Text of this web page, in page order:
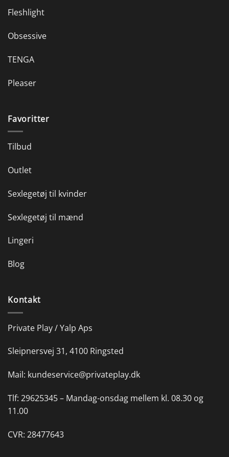
Fleshlight
Obsessive
TENGA
Pleaser
Favoritter
Tilbud
Outlet
Sexlegetøj til kvinder
Sexlegetøj til mænd
Lingeri
Blog
Kontakt
Private Play / Yalp Aps
Sleipnersvej 31, 4100 Ringsted
Mail: kundeservice@privateplay.dk
Tlf: 29625345 – Mandag-onsdag mellem kl. 08.30 og
11.00
CVR: 28477643